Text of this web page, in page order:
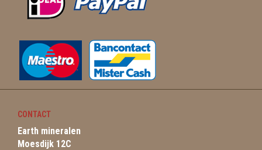
CONTACT
Earth mineralen
Moesdijk 12C